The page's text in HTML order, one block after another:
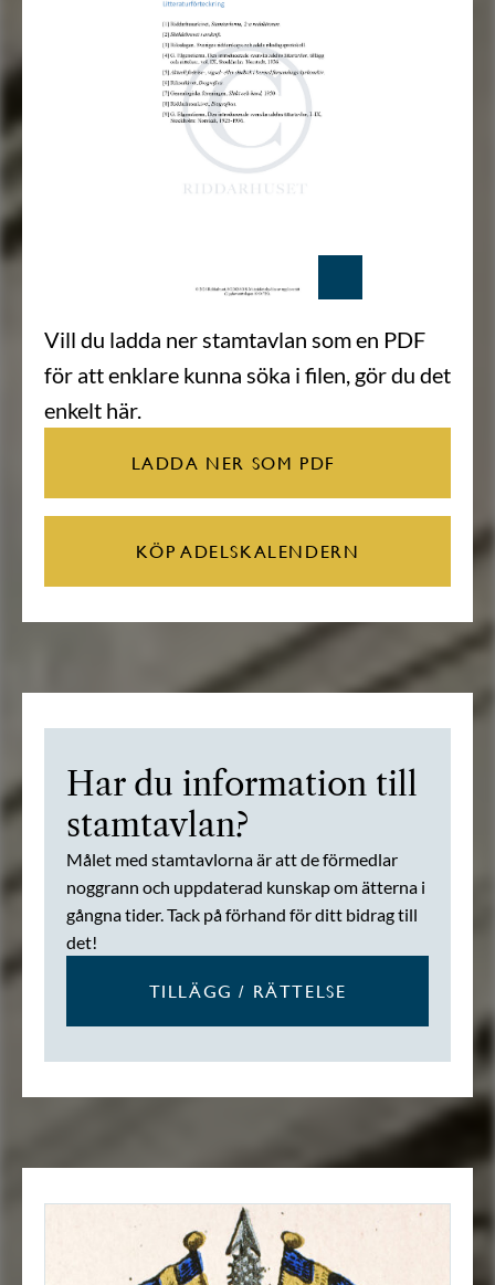
Vill du ladda ner stamtavlan som en PDF
för att enklare kunna söka i filen, gör du det
enkelt här.
LADDA NER SOM PDF
KÖP ADELSKALENDERN
Har du information till
stamtavlan?
Målet med stamtavlorna är att de förmedlar
noggrann och uppdaterad kunskap om ätterna i
gångna tider. Tack på förhand för ditt bidrag till
det!
TILLÄGG / RÄTTELSE